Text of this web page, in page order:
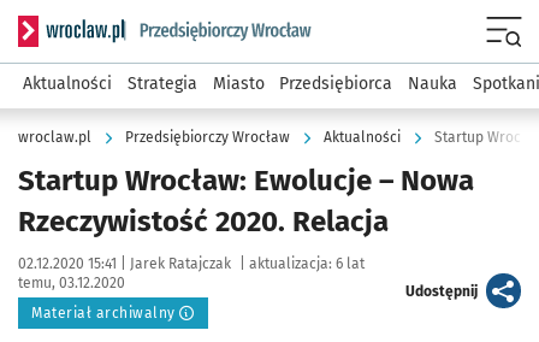
Serwis informacyjny wroclaw.pl podserwis: Strategia
Aktualności Strategia Miasto Przedsiębiorca Nauka
wroclaw.pl Przedsiębiorczy Wrocław Aktualności Startup
Startup Wrocław: Ewolucje – Nowa
Rzeczywistość 2020. Relacja
Data publikacji:
02.12.2020 15:41 | Autor:
Jarek Ratajczak aktualizacja: 6 lat
temu, 03.12.2020
Materiał archiwalny
Udostępnijartykuł